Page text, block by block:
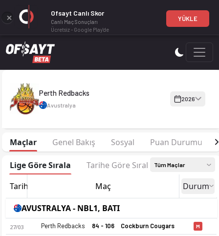
Perth Redbacks 2026 sezonu kadrosu, maç fikstürü, puan
Perth Redbacks
Avustralya
2026
Maçlar Genel Bakış Sosyal Puan Durumu
Lige Göre Sırala Tarihe Göre Sırala Tüm Maçlar
Tarih Maç Durum
AVUSTRALYA - NBL1, BATI
27/03 Perth Redbacks 84 - 106 Cockburn Cougars M
Ofsayt Canlı Skor
Canlı Maç Sonuçları
Ücretsiz - Google Play'de
YÜKLE